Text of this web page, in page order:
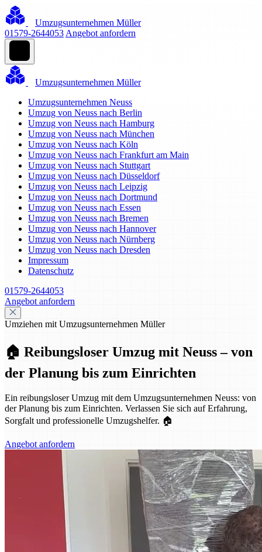
Umzugsunternehmen Müller
01579-2644053 Angebot anfordern
Umzugsunternehmen Müller
Umzugsunternehmen Neuss
Umzug von Neuss nach Berlin
Umzug von Neuss nach Hamburg
Umzug von Neuss nach München
Umzug von Neuss nach Köln
Umzug von Neuss nach Frankfurt am Main
Umzug von Neuss nach Stuttgart
Umzug von Neuss nach Düsseldorf
Umzug von Neuss nach Leipzig
Umzug von Neuss nach Dortmund
Umzug von Neuss nach Essen
Umzug von Neuss nach Bremen
Umzug von Neuss nach Hannover
Umzug von Neuss nach Nürnberg
Umzug von Neuss nach Dresden
Impressum
Datenschutz
01579-2644053
Angebot anfordern
Umziehen mit Umzugsunternehmen Müller
🏠 Reibungsloser Umzug mit Neuss – von
der Planung bis zum Einrichten
Ein reibungsloser Umzug mit dem Umzugsunternehmen Neuss: von
der Planung bis zum Einrichten. Verlassen Sie sich auf Erfahrung,
Sorgfalt und professionelle Umzugshelfer. 🏠
Angebot anfordern